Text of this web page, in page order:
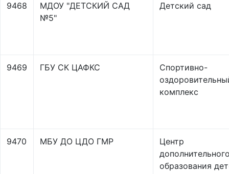
9468
МДОУ "ДЕТСКИЙ САД
№5"
Детский сад
9469 ГБУ СК ЦАФКС
Спортивно-
комплекс
9470 МБУ ДО ЦДО ГМР
Центр
образования